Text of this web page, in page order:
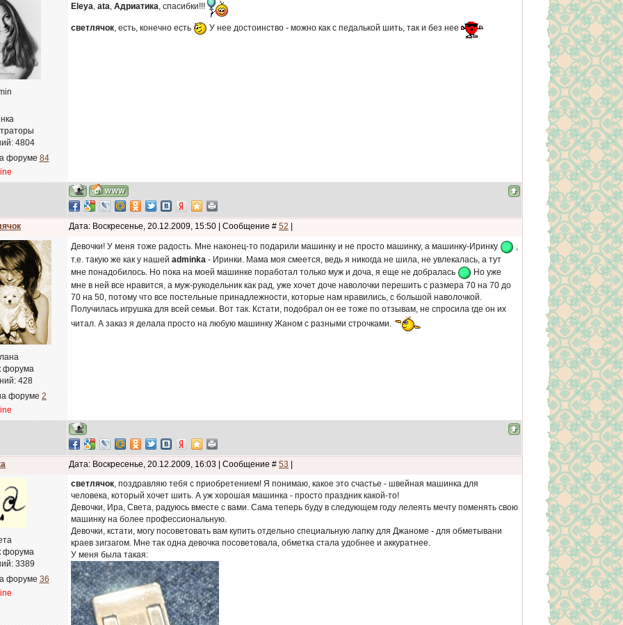
4804
форуме 84
Eleya ata Адриатика , спасибки!!!
светлячок, есть, конечно есть У нее достоинство - можно как с педалькой шить, так и без нее
Дата: Воскресенье, 20.12.2009, 15:50 | Сообщение # 52
форума
428
форуме 2
Девочки! У меня тоже радость. Мне наконец-то подарили машинку и не просто машинку, а машинку-Иринку
,
т.е. такую же как у нашей adminka - Иринки. Мама моя смеется, ведь я никогда не шила, не увлекалась, а тут
мне понадобилось. Но пока на моей машинке поработал только муж и доча, я еще не добралась
Но уже
мне в ней все нравится, а муж-рукодельник как рад, уже хочет доче наволочки перешить с размера 70 на 70 до
70 на 50, потому что все постельные принадлежности, которые нам нравились, с большой наволочкой.
Получилась игрушка для всей семьи. Вот так. Кстати, подобрал он ее тоже по отзывам, не спросила где он их
читал. А заказ я делала просто на любую машинку Жаном с разными строчками.
Дата: Воскресенье, 20.12.2009, 16:03 | Сообщение # 53
форума
3389
форуме 36
светлячок, поздравляю тебя с приобретением! Я понимаю, какое это счастье - швейная машинка для
человека, который хочет шить. А уж хорошая машинка - просто праздник какой-то!
Девочки, Ира, Света, радуюсь вместе с вами. Сама теперь буду в следующем году лелеять мечту поменять свою
машинку на более профессиональную.
Девочки, кстати, могу посоветовать вам купить отдельно специальную лапку для Джаноме - для обметывани
краев зигзагом. Мне так одна девочка посоветовала, обметка стала удобнее и аккуратнее.
У меня была такая: